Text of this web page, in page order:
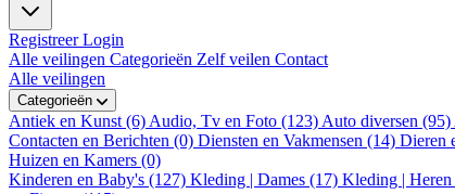
RegistreerLogin
Alle veilingen Categorieën Zelf veilen Contact
Alle veilingen
Categorieën
Antiek en Kunst (6) Audio, Tv en Foto (123) Auto diversen (95)
Contacten en Berichten (0) Diensten en Vakmensen (14) Dieren
Huizen en Kamers (0)
Kinderen en Baby's (127) Kleding | Dames (17) Kleding |